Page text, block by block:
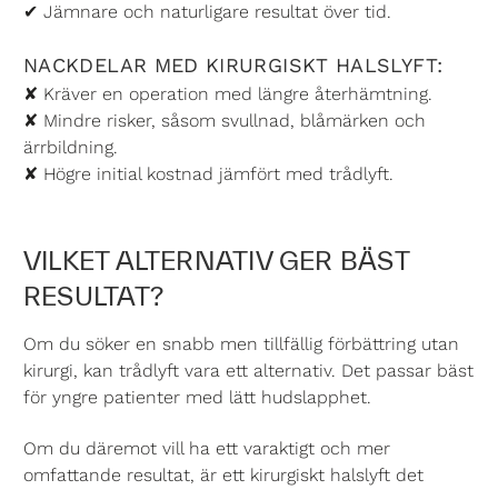
✔ Jämnare och naturligare resultat över tid.
NACKDELAR MED KIRURGISKT HALSLYFT:
✘ Kräver en operation med längre återhämtning.
✘ Mindre risker, såsom svullnad, blåmärken och
ärrbildning.
✘ Högre initial kostnad jämfört med trådlyft.
VILKET ALTERNATIV GER BÄST
RESULTAT?
Om du söker en snabb men tillfällig förbättring utan
kirurgi, kan trådlyft vara ett alternativ. Det passar bäst
för yngre patienter med lätt hudslapphet.
Om du däremot vill ha ett varaktigt och mer
omfattande resultat, är ett kirurgiskt halslyft det